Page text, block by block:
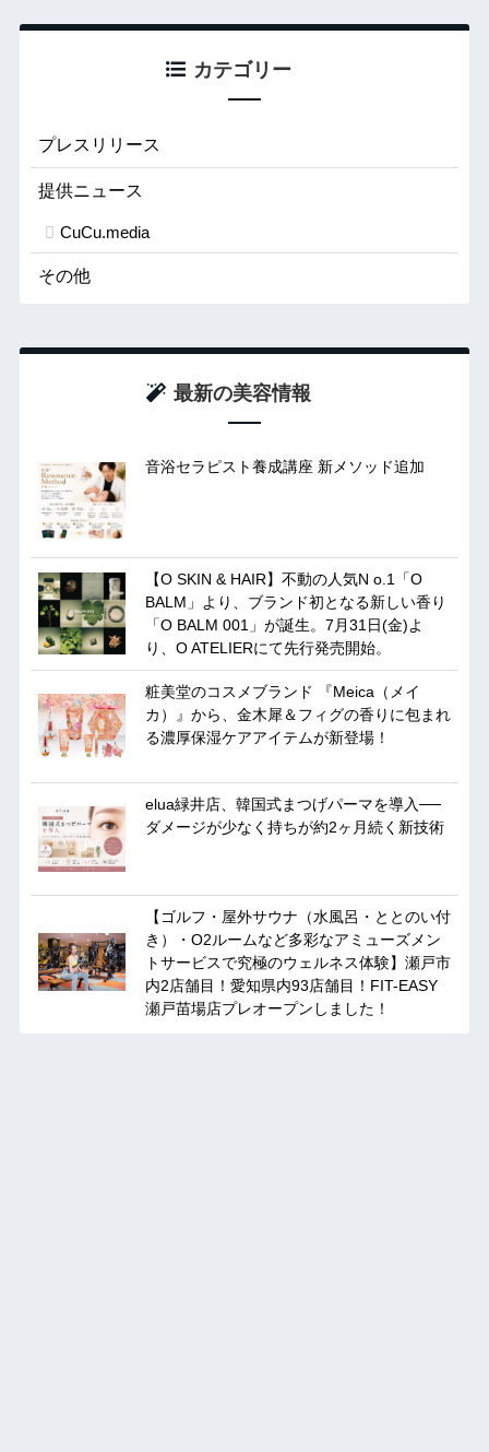
カテゴリー
プレスリリース
提供ニュース
CuCu.media
その他
最新の美容情報
音浴セラピスト養成講座 新メソッド追加
【O SKIN & HAIR】不動の人気N o.1「O
BALM」より、ブランド初となる新しい香り
「O BALM 001」が誕生。7月31日(金)よ
り、O ATELIERにて先行発売開始。
粧美堂のコスメブランド 『Meica（メイ
カ）』から、金木犀＆フィグの香りに包まれ
る濃厚保湿ケアアイテムが新登場！
elua緑井店、韓国式まつげパーマを導入──
ダメージが少なく持ちが約2ヶ月続く新技術
【ゴルフ・屋外サウナ（水風呂・ととのい付
き）・O2ルームなど多彩なアミューズメン
トサービスで究極のウェルネス体験】瀬戸市
内2店舗目！愛知県内93店舗目！FIT-EASY
瀬戸苗場店プレオープンしました！